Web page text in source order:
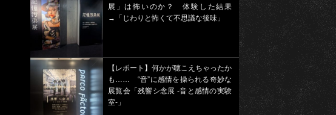
展」は怖いのか？ 体験した結果
→「じわりと怖くて不思議な後味」
【レポート】何かが聴こえちゃったか
も…… “音”に感情を操られる奇妙な
展覧会「残響シ念展 -⾳と感情の実験
室-」